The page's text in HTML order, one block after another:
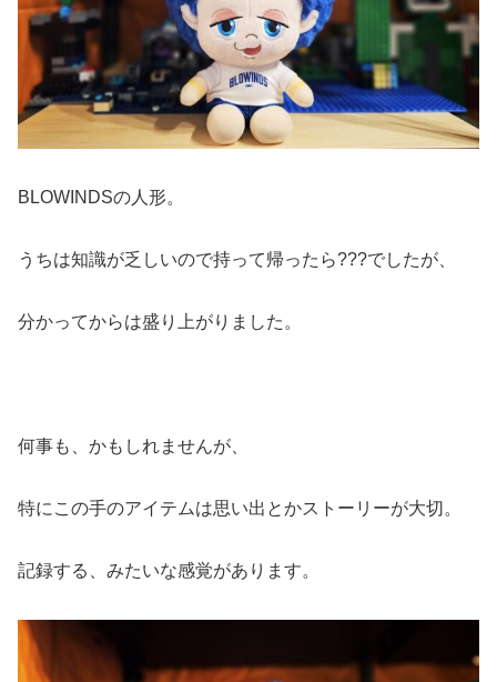
BLOWINDSの人形。
うちは知識が乏しいので持って帰ったら???でしたが、
分かってからは盛り上がりました。
何事も、かもしれませんが、
特にこの手のアイテムは思い出とかストーリーが大切。
記録する、みたいな感覚があります。